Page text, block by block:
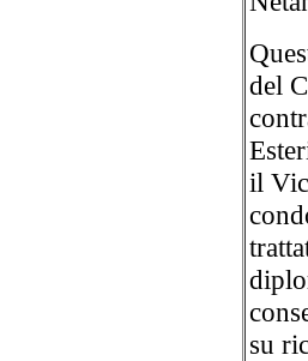
del
il
su